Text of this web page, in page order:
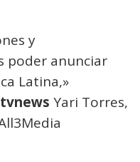
y
poder anunciar
Latina,»
Yari Torres,